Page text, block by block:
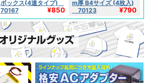
ボックス(4速タイプ)
70167
¥850
m厚 B4サイズ (4枚入)
70123
¥790